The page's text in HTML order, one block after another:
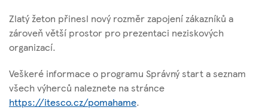
Zlatý žeton přinesl nový rozměr zapojení zákazníků a
zároveň větší prostor pro prezentaci neziskových
organizací.
Veškeré informace o programu Správný start a seznam
všech výherců naleznete na stránce
https://itesco.cz/pomahame.